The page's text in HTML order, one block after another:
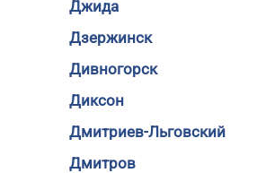
Джида
Дзержинск
Дивногорск
Диксон
Дмитриев-Льговский
Дмитров